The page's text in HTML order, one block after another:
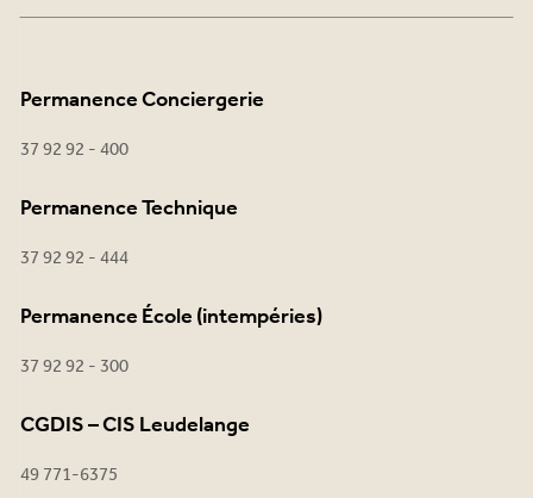
Permanence Conciergerie
37 92 92 - 400
Permanence Technique
37 92 92 - 444
Permanence École (intempéries)
37 92 92 - 300
CGDIS – CIS Leudelange
49 771-6375